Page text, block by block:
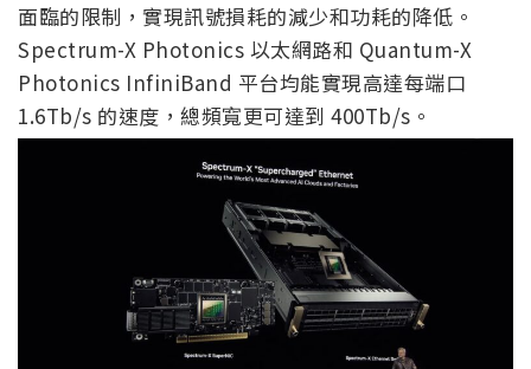
面臨的限制，實現訊號損耗的減少和功耗的降低。
Spectrum-X Photonics 以太網路和 Quantum-X
Photonics InfiniBand 平台均能實現高達每端口
1.6Tb/s 的速度，總頻寬更可達到 400Tb/s。